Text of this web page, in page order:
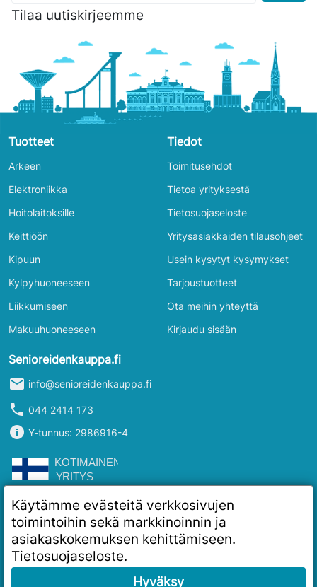
Tilaa uutiskirjeemme
Tuotteet
Arkeen
Elektroniikka
Hoitolaitoksille
Keittiöön
Kipuun
Kylpyhuoneeseen
Liikkumiseen
Makuuhuoneeseen
Tiedot
Toimitusehdot
Tietoa yrityksestä
Tietosuojaseloste
Yritysasiakkaiden tilausohjeet
Usein kysytyt kysymykset
Tarjoustuotteet
Ota meihin yhteyttä
Kirjaudu sisään
Senioreidenkauppa.fi
mail info@senioreidenkauppa.fi
phone 044 2414 173
info Y-tunnus: 2986916-4
Käytämme evästeitä verkkosivujen
toimintoihin sekä markkinoinnin ja
asiakaskokemuksen kehittämiseen.
Tietosuojaseloste.
Hyväksy